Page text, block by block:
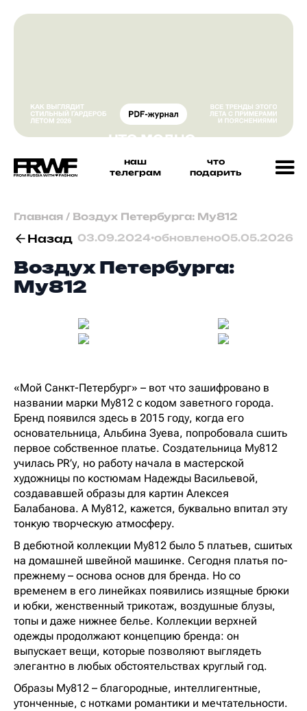
наш
телеграм
что
подарить
Главная / Воздух Петербурга: My812
Назад 03.09.2024•обновлено05.05.2026
Воздух Петербурга:
My812
«Мой Санкт-Петербург» – вот что зашифровано в
названии марки My812 с кодом заветного города.
Бренд появился здесь в 2015 году, когда его
основательница, Альбина Зуева, попробовала сшить
первое собственное платье. Создательница My812
училась PR’у, но работу начала в мастерской
художницы по костюмам Надежды Васильевой,
создававшей образы для картин Алексея
Балабанова. А My812, кажется, буквально впитал эту
тонкую творческую атмосферу.
В дебютной коллекции My812 было 5 платьев, сшитых
на домашней швейной машинке. Сегодня платья по-
прежнему – основа основ для бренда. Но со
временем в его линейках появились изящные брюки
и юбки, женственный трикотаж, воздушные блузы,
топы и даже нижнее белье. Коллекции верхней
одежды продолжают концепцию бренда: он
выпускает вещи, которые позволяют выглядеть
элегантно в любых обстоятельствах круглый год.
Образы My812 – благородные, интеллигентные,
утонченные, с нотками романтики и мечтательности.